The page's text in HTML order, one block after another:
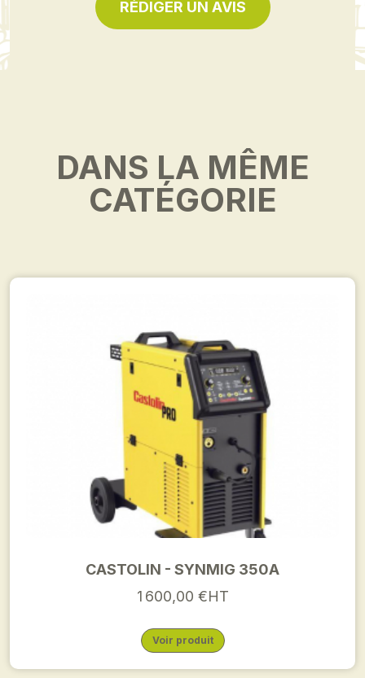
DANS LA MÊME
CATÉGORIE
CASTOLIN - SYNMIG 350A
1 600,00 €HT
Voir produit